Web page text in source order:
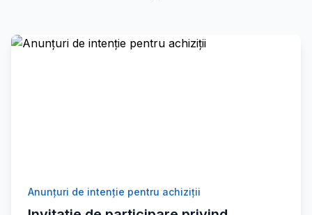
Anunțuri de intenție pentru achiziții